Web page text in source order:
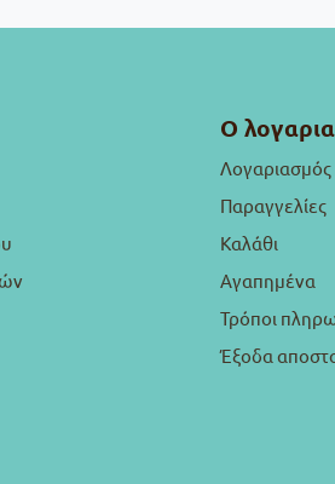
Ο
Λογαριασμός
Παραγγελίες
Καλάθι
Αγαπημένα
Τρόποι
Έξοδα